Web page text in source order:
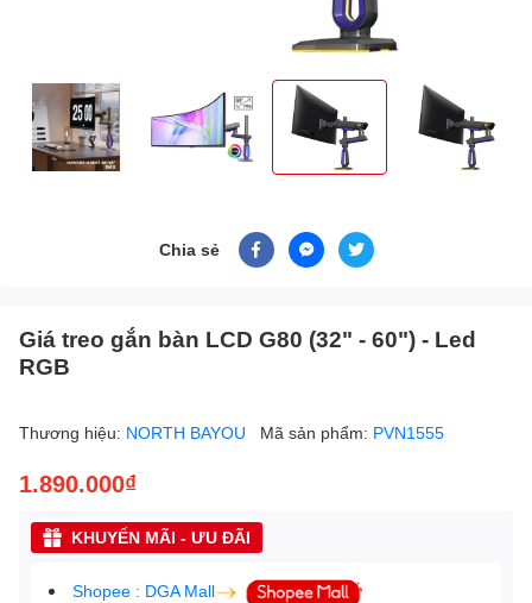
Chia sẻ
Giá treo gắn bàn LCD G80 (32" - 60") - Led
RGB
Thương hiệu: NORTH BAYOU Mã sản phẩm: PVN1555
1.890.000₫
KHUYẾN MÃI - ƯU ĐÃI
Shopee : DGA Mall